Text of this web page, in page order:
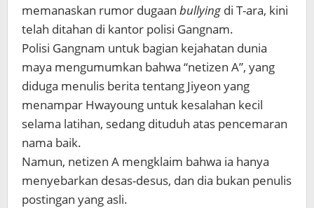
memanaskan rumor dugaan bullying di T-ara, kini
telah ditahan di kantor polisi Gangnam.
Polisi Gangnam untuk bagian kejahatan dunia
maya mengumumkan bahwa “netizen A”, yang
diduga menulis berita tentang Jiyeon yang
menampar Hwayoung untuk kesalahan kecil
selama latihan, sedang dituduh atas pencemaran
nama baik.
Namun, netizen A mengklaim bahwa ia hanya
menyebarkan desas-desus, dan dia bukan penulis
postingan yang asli.